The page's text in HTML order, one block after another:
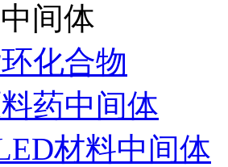
间体
化合物
药中间体
材料中间体